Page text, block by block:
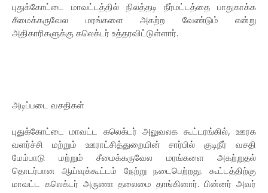
புதுக்கோட்டை மாவட்டத்தில் நிலத்தடி நீர்மட்டத்தை பாதுகாக்க
சீமைக்கருவேல மரங்களை அகற்ற வேண்டும் என்று
அதிகாரிகளுக்கு கலெக்டர் உத்தரவிட்டுள்ளார்.
அடிப்படை வசதிகள்
புதுக்கோட்டை மாவட்ட கலெக்டர் அலுவலக கூட்டரங்கில், ஊரக
வளர்ச்சி மற்றும் ஊராட்சித்துறையின் சார்பில் குடிநீர் வசதி
மேம்பாடு மற்றும் சீமைக்கருவேல மரங்களை அகற்றுதல்
தொடர்பான ஆய்வுக்கூட்டம் நேற்று நடைபெற்றது. கூட்டத்திற்கு
மாவட்ட கலெக்டர் அருணா தலைமை தாங்கினார். பின்னர் அவர்